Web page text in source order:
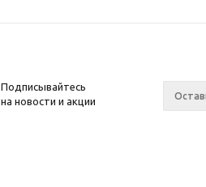
Подписывайтесь
на новости и акции